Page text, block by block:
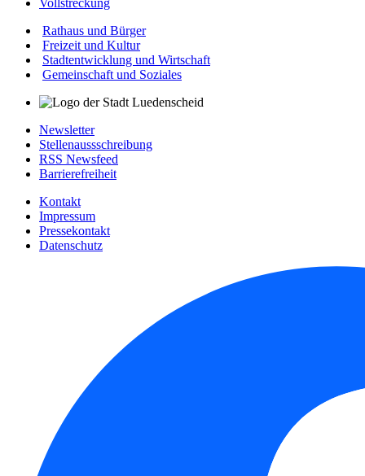
Rathaus und Bürger
Freizeit und Kultur
Stadtentwicklung und Wirtschaft
Gemeinschaft und Soziales
Newsletter
Stellenaussschreibung
RSS Newsfeed
Barrierefreiheit
Kontakt
Impressum
Pressekontakt
Datenschutz